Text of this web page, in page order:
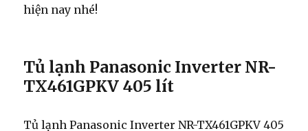
hiện nay nhé!
Tủ lạnh Panasonic Inverter NR-
TX461GPKV 405 lít
Tủ lạnh Panasonic Inverter NR-TX461GPKV 405